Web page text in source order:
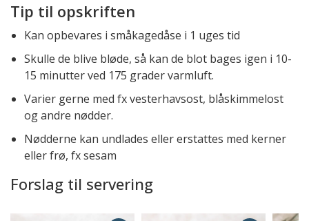
Tip til opskriften
Kan opbevares i småkagedåse i 1 uges tid
Skulle de blive bløde, så kan de blot bages igen i 10-
15 minutter ved 175 grader varmluft.
Varier gerne med fx vesterhavsost, blåskimmelost
og andre nødder.
Nødderne kan undlades eller erstattes med kerner
eller frø, fx sesam
Forslag til servering